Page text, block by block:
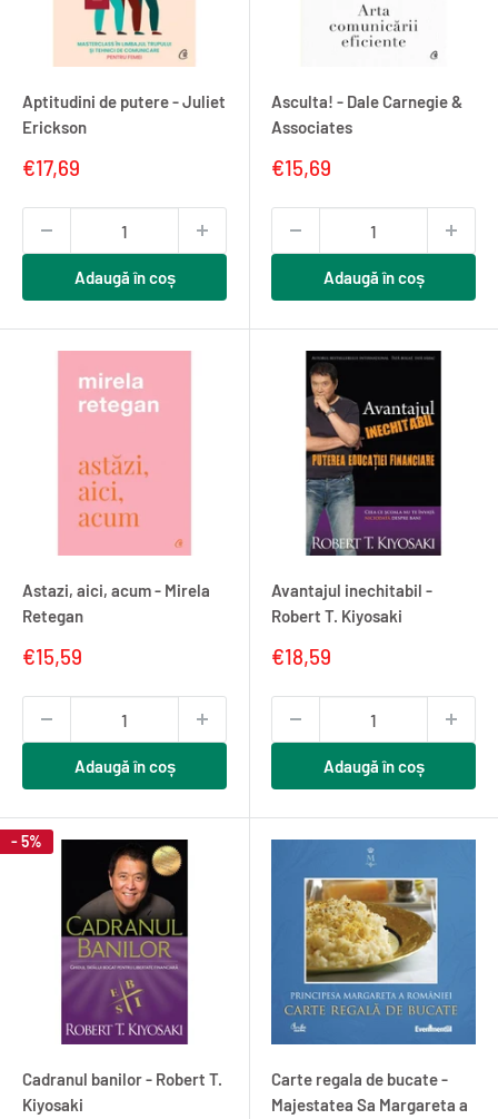
Aptitudini de putere - Juliet
Erickson
Pret
€17,69
Adaugă în coș
Asculta! - Dale Carnegie &
Associates
Pret
€15,69
Adaugă în coș
Astazi, aici, acum - Mirela
Retegan
Pret
€15,59
Adaugă în coș
Avantajul inechitabil -
Robert T. Kiyosaki
Pret
€18,59
Adaugă în coș
- 5%
Cadranul banilor - Robert T.
Kiyosaki
Carte regala de bucate -
Majestatea Sa Margareta a